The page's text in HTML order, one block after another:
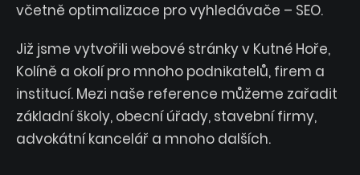
včetně optimalizace pro vyhledávače – SEO.
Již jsme vytvořili webové stránky v Kutné Hoře,
Kolíně a okolí pro mnoho podnikatelů, firem a
institucí. Mezi naše reference můžeme zařadit
základní školy, obecní úřady, stavební firmy,
advokátní kancelář a mnoho dalších.